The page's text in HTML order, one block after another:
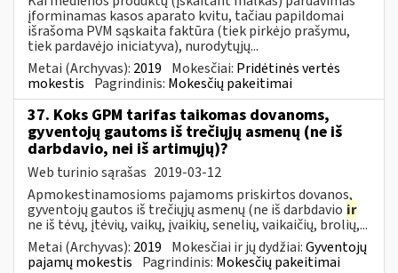
įforminamas kasos aparato kvitu, tačiau papildomai
išrašoma PVM sąskaita faktūra (tiek pirkėjo prašymu,
tiek pardavėjo iniciatyva), nurodytųjų...
Metai (Archyvas): 2019 Mokesčiai: Pridėtinės vertės
mokestis Pagrindinis: Mokesčių pakeitimai
37. Koks GPM tarifas taikomas dovanoms,
gyventojų gautoms iš trečiųjų asmenų (ne iš
darbdavio, nei iš artimųjų)?
Web turinio sąrašas 2019-03-12
Apmokestinamosioms pajamoms priskirtos dovanos,
gyventojų gautos iš trečiųjų asmenų (ne iš darbdavio ir
ne iš tėvų, įtėvių, vaikų, įvaikių, senelių, vaikaičių, brolių,...
Metai (Archyvas): 2019 Mokesčiai ir jų dydžiai:Gyventojų
pajamų mokestis Pagrindinis: Mokesčių pakeitimai